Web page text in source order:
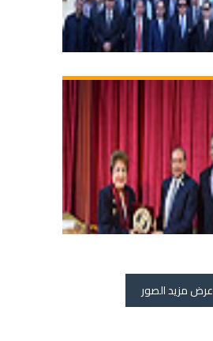
عرض مزيد الصور